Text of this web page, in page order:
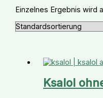
Einzelnes Ergebnis wird
Ksalol